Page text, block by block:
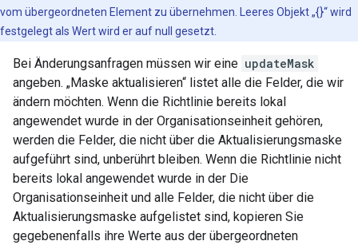
vom übergeordneten Element zu übernehmen. Leeres Objekt „{}“ wird
festgelegt als Wert wird er auf null gesetzt.
Bei Änderungsanfragen müssen wir eine updateMask
angeben. „Maske aktualisieren“ listet alle die Felder, die wir
ändern möchten. Wenn die Richtlinie bereits lokal
angewendet wurde in der Organisationseinheit gehören,
werden die Felder, die nicht über die Aktualisierungsmaske
aufgeführt sind, unberührt bleiben. Wenn die Richtlinie nicht
bereits lokal angewendet wurde in der Die
Organisationseinheit und alle Felder, die nicht über die
Aktualisierungsmaske aufgelistet sind, kopieren Sie
gegebenenfalls ihre Werte aus der übergeordneten